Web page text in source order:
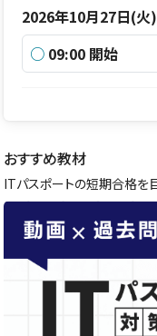
2026年10月27日(火)
○ 09:00 開始
おすすめ教材
ITパスポートの短期合格を